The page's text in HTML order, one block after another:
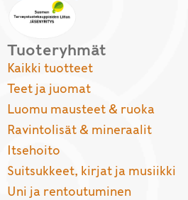
Tuoteryhmät
Kaikki tuotteet
Teet ja juomat
Luomu mausteet & ruoka
Ravintolisät & mineraalit
Itsehoito
Suitsukkeet, kirjat ja musiikki
Uni ja rentoutuminen